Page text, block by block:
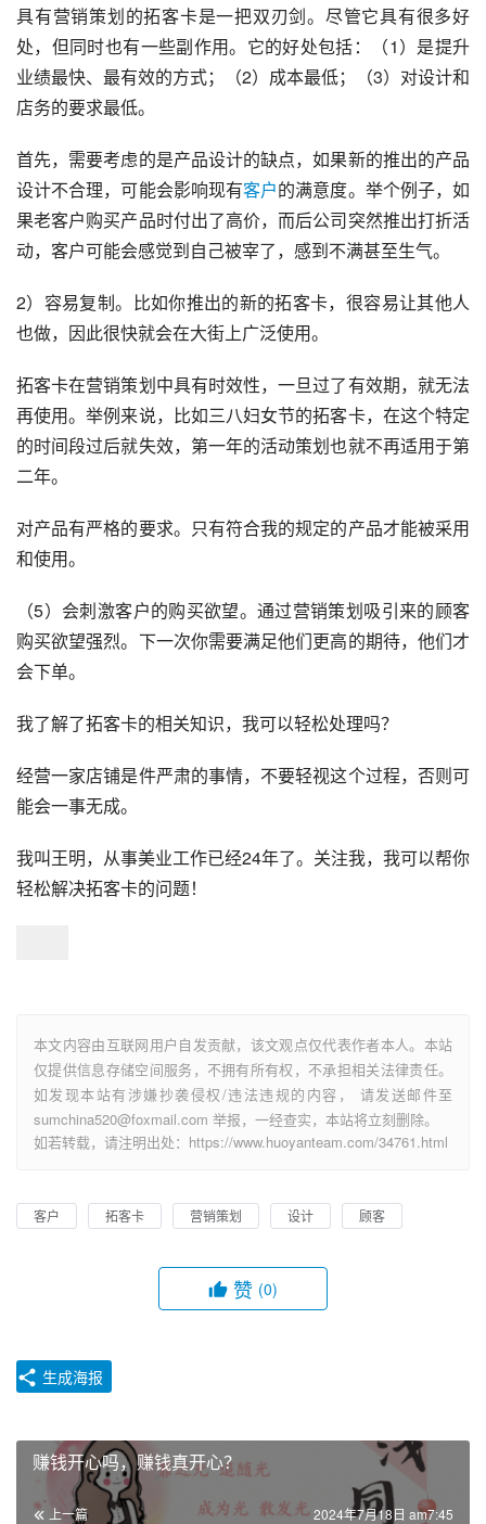
具有营销策划的拓客卡是一把双刃剑。尽管它具有很多好
处，但同时也有一些副作用。它的好处包括：（1）是提升
业绩最快、最有效的方式；（2）成本最低；（3）对设计和
店务的要求最低。
首先，需要考虑的是产品设计的缺点，如果新的推出的产品
设计不合理，可能会影响现有客户的满意度。举个例子，如
果老客户购买产品时付出了高价，而后公司突然推出打折活
动，客户可能会感觉到自己被宰了，感到不满甚至生气。
2）容易复制。比如你推出的新的拓客卡，很容易让其他人
也做，因此很快就会在大街上广泛使用。
拓客卡在营销策划中具有时效性，一旦过了有效期，就无法
再使用。举例来说，比如三八妇女节的拓客卡，在这个特定
的时间段过后就失效，第一年的活动策划也就不再适用于第
二年。
对产品有严格的要求。只有符合我的规定的产品才能被采用
和使用。
（5）会刺激客户的购买欲望。通过营销策划吸引来的顾客
购买欲望强烈。下一次你需要满足他们更高的期待，他们才
会下单。
我了解了拓客卡的相关知识，我可以轻松处理吗？
经营一家店铺是件严肃的事情，不要轻视这个过程，否则可
能会一事无成。
我叫王明，从事美业工作已经24年了。关注我，我可以帮你
轻松解决拓客卡的问题！
本文内容由互联网用户自发贡献，该文观点仅代表作者本人。本站
仅提供信息存储空间服务，不拥有所有权，不承担相关法律责任。
如发现本站有涉嫌抄袭侵权/违法违规的内容， 请发送邮件至
sumchina520@foxmail.com 举报，一经查实，本站将立刻删除。
如若转载，请注明出处：https://www.huoyanteam.com/34761.html
客户 拓客卡 营销策划 设计 顾客
赞 (0)
生成海报
赚钱开心吗，赚钱真开心？
上一篇 2024年7月18日 am7:45